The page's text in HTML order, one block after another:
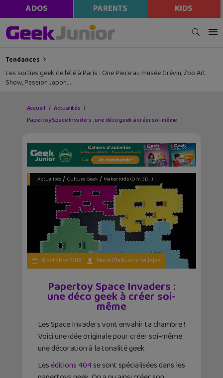
ADOS PARENTS KIDS
Tendances
Les sorties geek de l’été à Paris : One Piece au musée Grévin, Zoo Art
Show, Passion Japon…
Accueil
Actualités
Papertoy Space Invaders : une déco geek à créer soi-même
Actualités/ Culture Geek / Maker Kids (DIY, 3D...)
8 octobre 2018 Mariel Balbuena Vallejos
Papertoy Space Invaders :
une déco geek à créer soi-
même
Les Space Invaders vont envahir ta chambre !
Voici une idée originale pour créer soi-même
une décoration à la tonalité geek.
Leséditions 404se sont spécialisées dans les